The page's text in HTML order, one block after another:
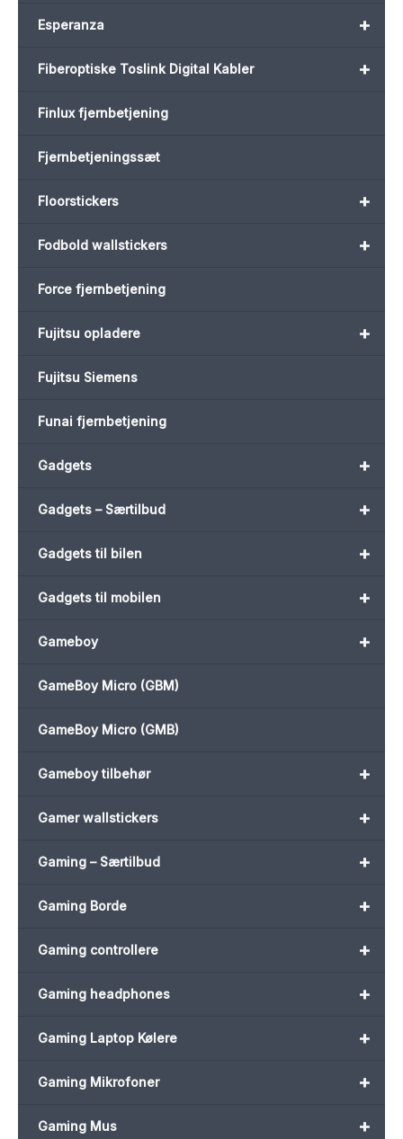
+
Esperanza
+
Fiberoptiske Toslink Digital Kabler
Finlux fjernbetjening
Fjernbetjeningssæt
+
Floorstickers
+
Fodbold wallstickers
Force fjernbetjening
+
Fujitsu opladere
Fujitsu Siemens
Funai fjernbetjening
+
Gadgets
+
Gadgets – Særtilbud
+
Gadgets til bilen
+
Gadgets til mobilen
+
Gameboy
GameBoy Micro (GBM)
GameBoy Micro (GMB)
+
Gameboy tilbehør
+
Gamer wallstickers
+
Gaming – Særtilbud
+
Gaming Borde
+
Gaming controllere
+
Gaming headphones
+
Gaming Laptop Kølere
+
Gaming Mikrofoner
+
Gaming Mus